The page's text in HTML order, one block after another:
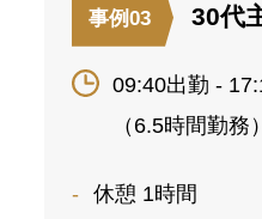
事例03 30代
09:40出勤 -
（6.5時間勤務）
休憩 1時間